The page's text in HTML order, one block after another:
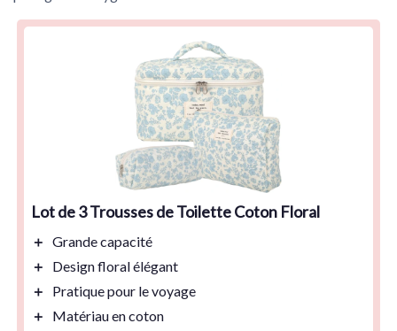
Lot de 3 Trousses de Toilette Coton Floral
＋ Grande capacité
＋
Design floral élégant
＋
Pratique pour le voyage
＋
Matériau en coton